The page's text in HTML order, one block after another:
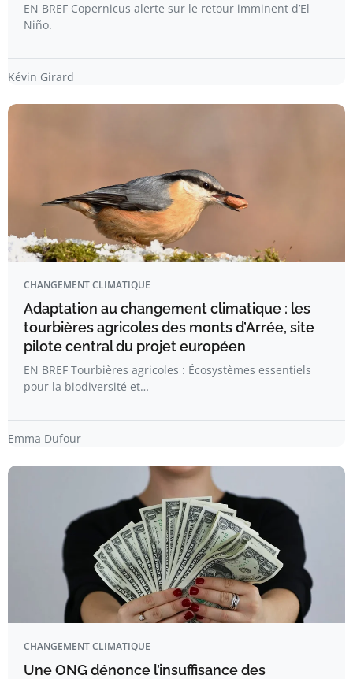
EN BREF Copernicus alerte sur le retour imminent d’El
Niño.
Kévin Girard
CHANGEMENT CLIMATIQUE
Adaptation au changement climatique : les
tourbières agricoles des monts d’Arrée, site
pilote central du projet européen
EN BREF Tourbières agricoles : Écosystèmes essentiels
pour la biodiversité et…
Emma Dufour
CHANGEMENT CLIMATIQUE
Une ONG dénonce l’insuffisance des